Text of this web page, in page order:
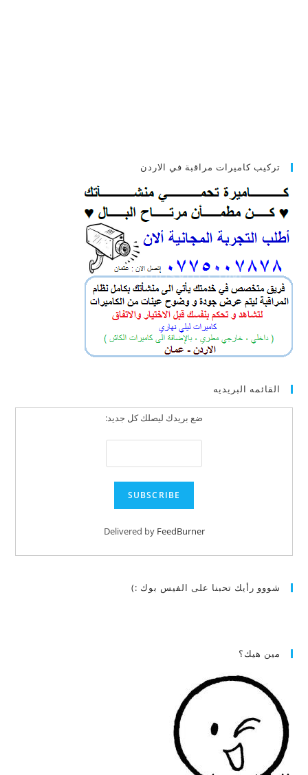
تركيب كاميرات مراقبة في الاردن
القائمه البريديه
ضع بريدك ليصلك كل جديد:
Delivered by FeedBurner
شووو رأيك تحبنا على الفيس بوك :)
مين هيك؟